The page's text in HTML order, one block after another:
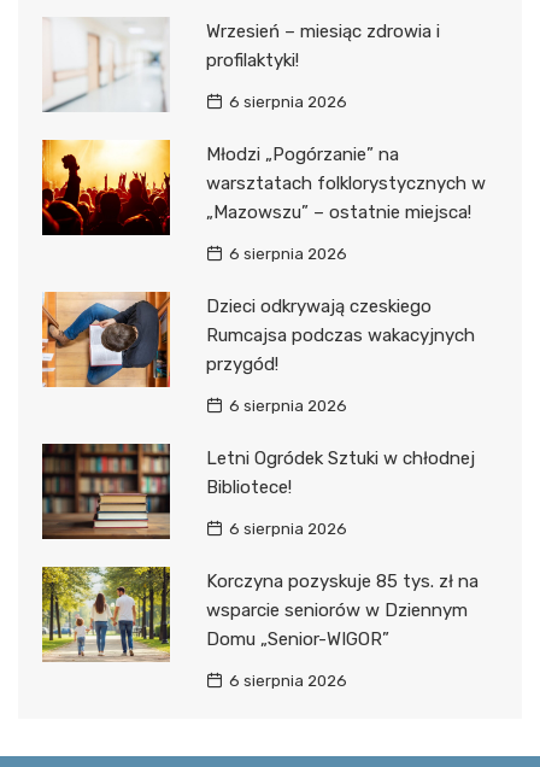
Wrzesień – miesiąc zdrowia i
profilaktyki!
6 sierpnia 2026
Młodzi „Pogórzanie” na
warsztatach folklorystycznych w
„Mazowszu” – ostatnie miejsca!
6 sierpnia 2026
Dzieci odkrywają czeskiego
Rumcajsa podczas wakacyjnych
przygód!
6 sierpnia 2026
Letni Ogródek Sztuki w chłodnej
Bibliotece!
6 sierpnia 2026
Korczyna pozyskuje 85 tys. zł na
wsparcie seniorów w Dziennym
Domu „Senior-WIGOR”
6 sierpnia 2026